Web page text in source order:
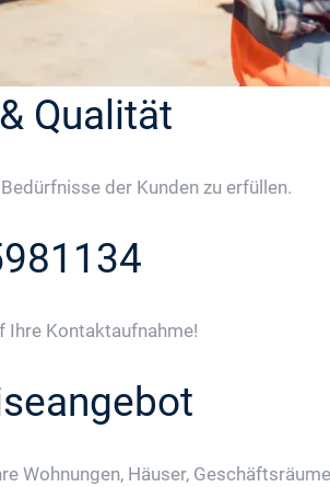
Qualität
der Kunden zu erfüllen.
Ihre Kontaktaufnahme!
Wohnungen, Häuser,